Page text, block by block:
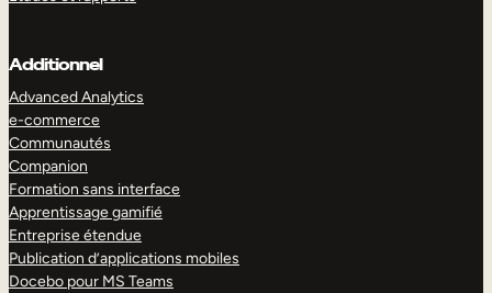
Additionnel
Advanced Analytics
e-commerce
Communautés
Companion
Formation sans interface
Apprentissage gamifié
Entreprise étendue
Publication d’applications mobiles
Docebo pour MS Teams